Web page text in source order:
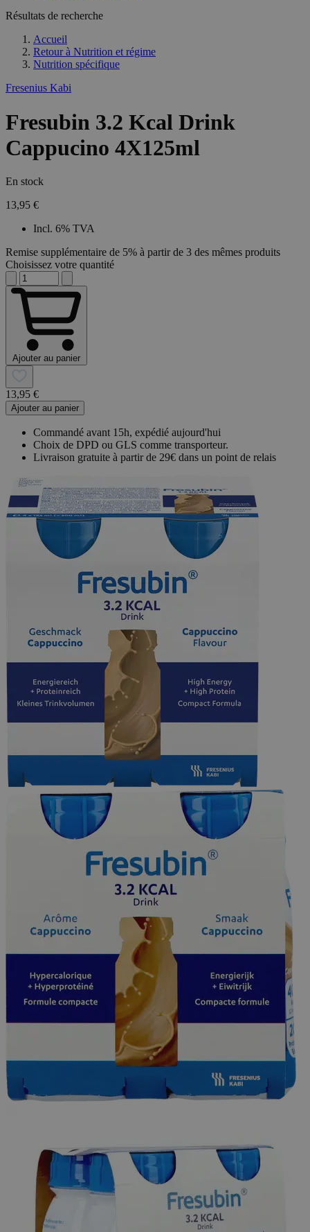
Résultats de recherche
Accueil
Retour à Nutrition et régime
Nutrition spécifique
Fresenius Kabi
Fresubin 3.2 Kcal Drink
Cappucino 4X125ml
En stock
13,95 €
Incl. 6% TVA
Remise supplémentaire de 5% à partir de 3 des mêmes produits
Choisissez votre quantité
Ajouter au panier
13,95 €
Ajouter au panier
Commandé avant 15h, expédié aujourd'hui
Choix de DPD ou GLS comme transporteur.
Livraison gratuite à partir de 29€ dans un point de relais